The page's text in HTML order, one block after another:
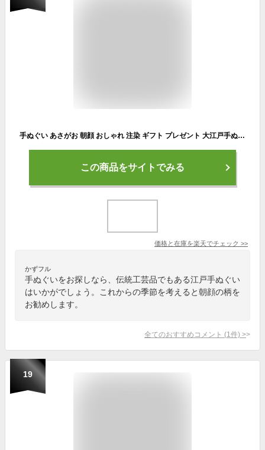
手ぬぐい あさがお 朝顔 おしゃれ 注染 ギフト プレゼント 大江戸手ぬぐい 壁掛け てぬぐい 伝統工芸品 大江戸 古典 綿 京佑 kyoyu 手ぬぐい本舗 ピンク 水色
この商品をサイトでみる
価格と在庫を楽天でチェック >>
かずフル
手ぬぐいをお探しなら、伝統工芸品でもある江戸手ぬぐい
はいかがでしょう。これからの季節を考えると朝顔の柄を
お勧めします。
全てのおすすめコメント (1 件) >
19